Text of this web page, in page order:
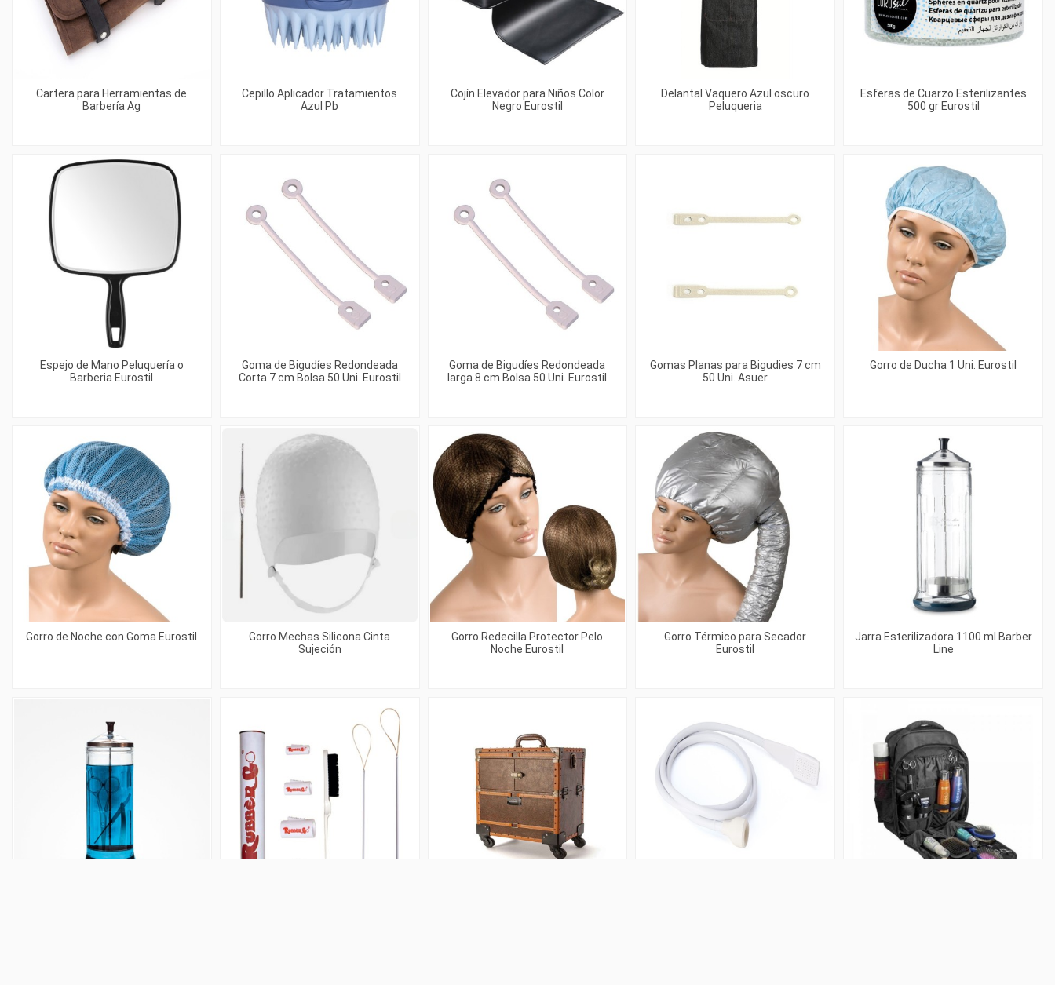
Cartera para Herramientas de
Barbería Ag
Cepillo Aplicador Tratamientos
Azul Pb
Cojín Elevador para Niños Color
Negro Eurostil
Delantal Vaquero Azul oscuro
Peluqueria
Esferas de Cuarzo Esterilizantes
500 gr Eurostil
Espejo de Mano Peluquería o
Barberia Eurostil
Goma de Bigudíes Redondeada
Corta 7 cm Bolsa 50 Uni. Eurostil
Goma de Bigudíes Redondeada
larga 8 cm Bolsa 50 Uni. Eurostil
Gomas Planas para Bigudies 7 cm
50 Uni. Asuer
Gorro de Ducha 1 Uni. Eurostil
Gorro de Noche con Goma Eurostil
Gorro Mechas Silicona Cinta
Sujeción
Gorro Redecilla Protector Pelo
Noche Eurostil
Gorro Térmico para Secador
Eurostil
Jarra Esterilizadora 1100 ml Barber
Line